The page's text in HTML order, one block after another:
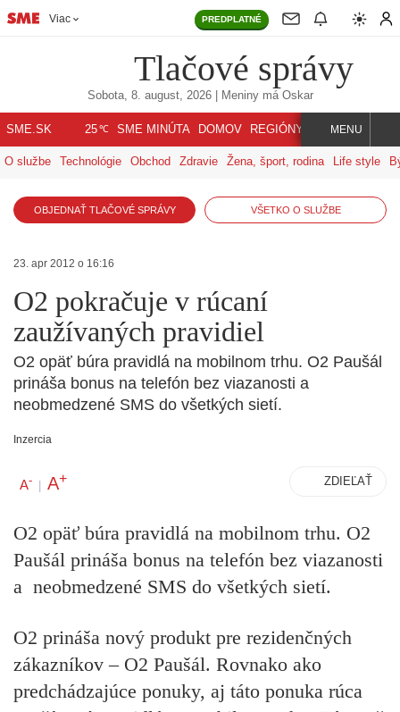
Viac PREDPLATNÉ
Tlačové správy
Sobota, 8. august, 2026| Meniny má Oskar
SME.SK 25℃ SME MINÚTA DOMOV REGIÓNY INDEX SVET
MENU
O službe Technológie Obchod Zdravie Žena, šport, rodina Life style
OBJEDNAŤ TLAČOVÉ SPRÁVY VŠETKO O SLUŽBE
23. apr 2012 o 16:16
O2 pokračuje v rúcaní
zaužívaných pravidiel
O2 opäť búra pravidlá na mobilnom trhu. O2 Paušál
prináša bonus na telefón bez viazanosti a
neobmedzené SMS do všetkých sietí.
Inzercia
A- | A+ ZDIEĽAŤ
O2 opäť búra pravidlá na mobilnom trhu. O2
Paušál prináša bonus na telefón bez viazanosti
a neobmedzené SMS do všetkých sietí.
O2 prináša nový produkt pre rezidenčných
zákazníkov – O2 Paušál. Rovnako ako
predchádzajúce ponuky, aj táto ponuka rúca